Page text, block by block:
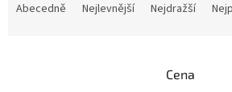
Abecedně Nejlevnější Nejdražší
Cena